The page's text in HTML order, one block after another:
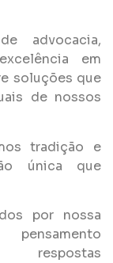
advocacia,
em
soluções que
de nossos
tradição e
única que
por nossa
respostas